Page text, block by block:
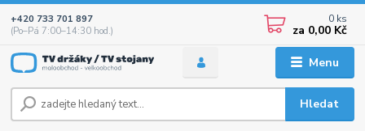
Menu
Hledat
+420 733 701 897
(Po–Pá 7:00–14:30 hod.)
0 ks
za 0,00 Kč